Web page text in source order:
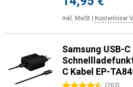
Inkl. MwSt Kostenloser
Samsung USB-
C Kabel EP-
(203)